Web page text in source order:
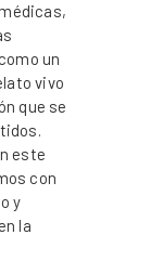
un
vivo
que se
este
con
y
la